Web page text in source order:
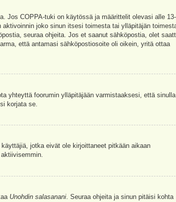
Jos COPPA-tuki on käytössä ja määrittelit olevasi alle 13-
joko sinun itsesi toimesta tai ylläpitäjän
seuraa ohjeita. Jos et saanut sähköpostia, olet
että antamasi sähköpostiosoite oli oikein, yritä ottaa
yhteyttä foorumin ylläpitäjään varmistaaksesi, että
korjata se.
jotka eivät ole kirjoittaneet pitkään aikaan
Unohdin salasanani. Seuraa ohjeita ja sinun pitäisi kohta